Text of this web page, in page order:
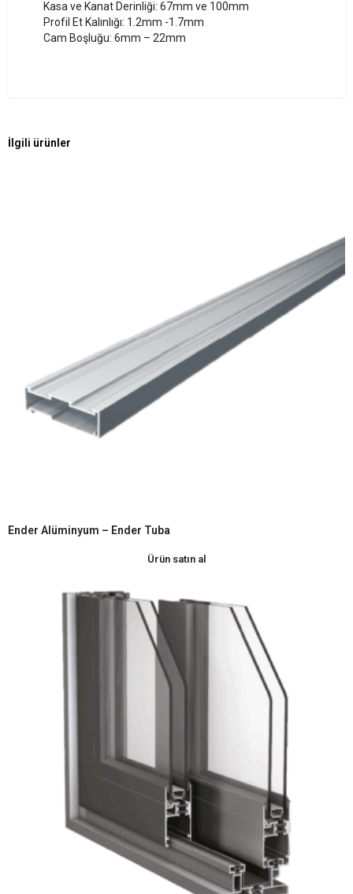
Kasa ve Kanat Derinliği: 67mm ve 100mm
Profil Et Kalınlığı: 1.2mm -1.7mm
Cam Boşluğu: 6mm – 22mm
İlgili ürünler
Ender Alüminyum – Ender Tuba
Ürün satın al